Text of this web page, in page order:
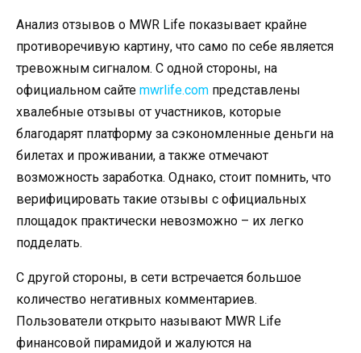
Анализ отзывов о MWR Life показывает крайне
противоречивую картину, что само по себе является
тревожным сигналом. С одной стороны, на
официальном сайте mwrlife.com представлены
хвалебные отзывы от участников, которые
благодарят платформу за сэкономленные деньги на
билетах и проживании, а также отмечают
возможность заработка. Однако, стоит помнить, что
верифицировать такие отзывы с официальных
площадок практически невозможно – их легко
подделать.
С другой стороны, в сети встречается большое
количество негативных комментариев.
Пользователи открыто называют MWR Life
финансовой пирамидой и жалуются на